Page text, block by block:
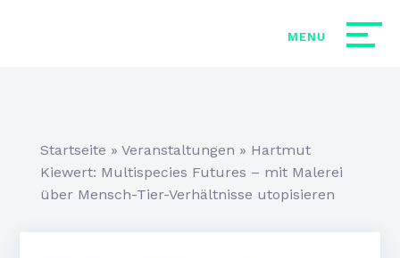
Startseite » Veranstaltungen » Hartmut
Kiewert: Multispecies Futures – mit Malerei
über Mensch-Tier-Verhältnisse utopisieren